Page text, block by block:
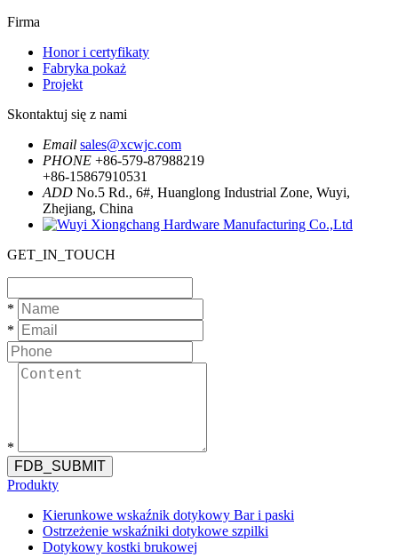
Firma
Honor i certyfikaty
Fabryka pokaż
Projekt
Skontaktuj się z nami
Email sales@xcwjc.com
PHONE +86-579-87988219
+86-15867910531
ADD No.5 Rd., 6#, Huanglong Industrial Zone, Wuyi,
Zhejiang, China
GET_IN_TOUCH
*
*
*
FDB_SUBMIT
Produkty
Kierunkowe wskaźnik dotykowy Bar i paski
Ostrzeżenie wskaźniki dotykowe szpilki
Dotykowy kostki brukowej